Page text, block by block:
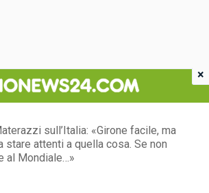
sull’Italia: «Girone facile, ma
stare attenti a quella cosa. Se non
al Mondiale…»
×